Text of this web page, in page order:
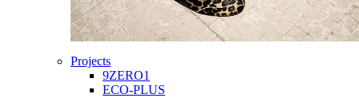
Projects
9ZERO1
ECO-PLUS